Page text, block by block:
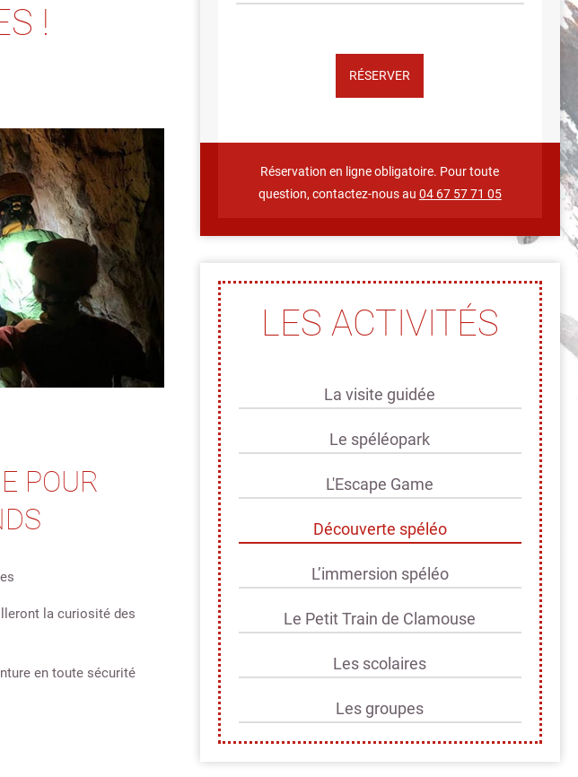
!
POUR
la curiosité des
en toute sécurité
RÉSERVER
Réservation en ligne obligatoire. Pour toute
question, contactez-nous au 04 67 57 71 05
LES ACTIVITÉS
La visite guidée
Le spéléopark
L'Escape Game
Découverte spéléo
L’immersion spéléo
Le Petit Train de Clamouse
Les scolaires
Les groupes